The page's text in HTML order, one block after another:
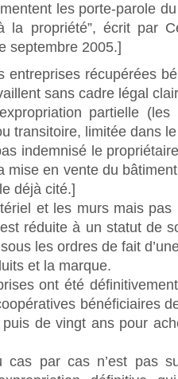
les porte-parole
la propriété”, écrit par
septembre 2005.]
entreprises récupérées
sans cadre légal
partielle
transitoire, limitée dans
indemnisé le
mise en vente du
déjà cité.]
et les murs mais
est réduite à un statut de
les ordres de fait
et la marque.
ont été
bénéficiaires
de vingt ans pour
cas par cas n’est pas